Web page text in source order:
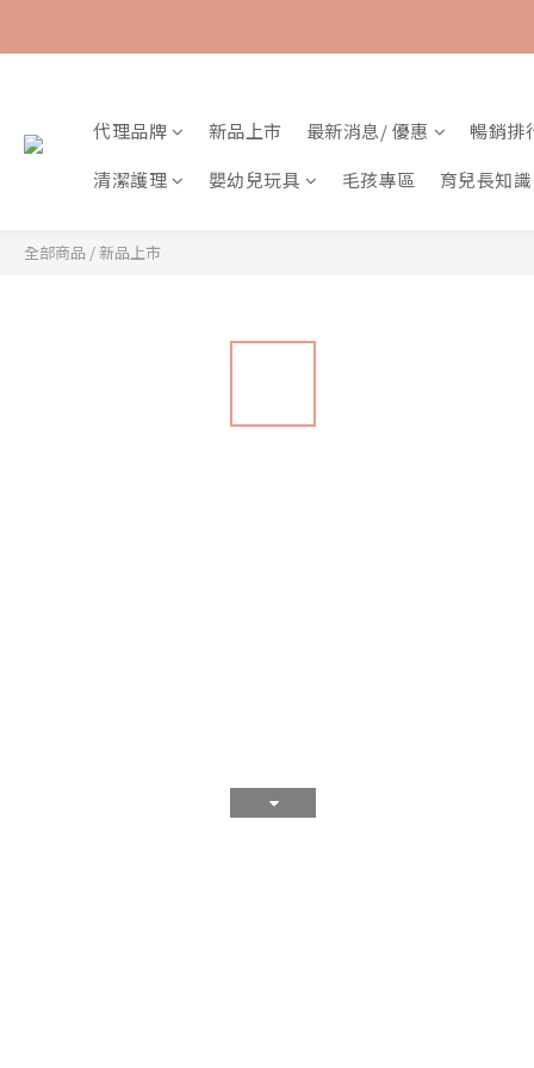
代理品牌 新品上市 最新消息/ 優惠
暢銷排
清潔護理
嬰幼兒玩具 毛孩專區 育兒長知識
全部商品 /新品上市